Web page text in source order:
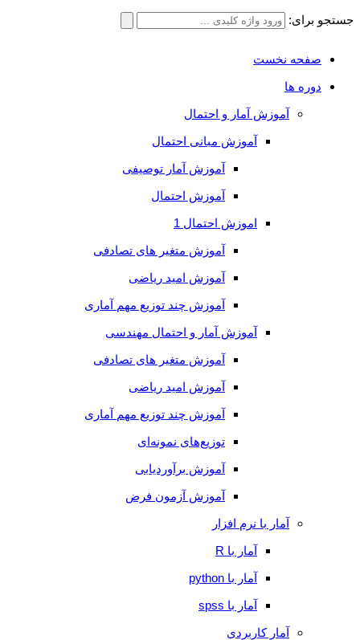
جستجو برای:
صفحه نخست
دوره ها
آموزش آمار و احتمال
آموزش مبانی احتمال
آموزش آمار توصیفی
آموزش احتمال
اموزش احتمال 1
آموزش متغیر های تصادفی
آموزش امید ریاضی
آموزش چند توزیع مهم آماری
آموزش آمار و احتمال مهندسی
آموزش متغیر های تصادفی
آموزش امید ریاضی
آموزش چند توزیع مهم آماری
توزیع‌های نمونه‌ای
آموزش برآوردیابی
آموزش آزمون فرض
آمار با نرم افزار
آمار با R
آمار با python
آمار با spss
آمار کاربردی